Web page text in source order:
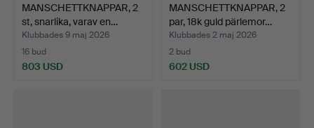
MANSCHETTKNAPPAR, 2
st, snarlika, varav en…
Klubbades 9 maj 2026
16 bud
803 USD
MANSCHETTKNAPPAR, 2
par, 18k guld pärlemor…
Klubbades 2 maj 2026
2 bud
602 USD